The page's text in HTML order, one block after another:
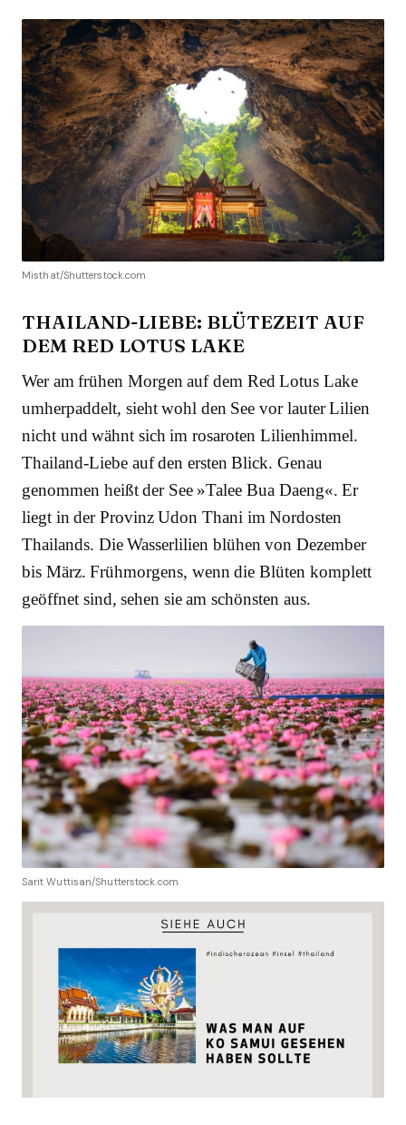
Misthat/Shutterstock.com
THAILAND-LIEBE: BLÜTEZEIT AUF
DEM RED LOTUS LAKE
Wer am frühen Morgen auf dem Red Lotus Lake
umherpaddelt, sieht wohl den See vor lauter Lilien
nicht und wähnt sich im rosaroten Lilienhimmel.
Thailand-Liebe auf den ersten Blick. Genau
genommen heißt der See »Talee Bua Daeng«. Er
liegt in der Provinz Udon Thani im Nordosten
Thailands. Die Wasserlilien blühen von Dezember
bis März. Frühmorgens, wenn die Blüten komplett
geöffnet sind, sehen sie am schönsten aus.
Sarit Wuttisan/Shutterstock.com